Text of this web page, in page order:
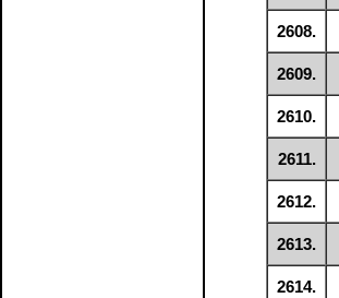
2608.
2609.
2610.
2611.
2612.
2613.
2614.